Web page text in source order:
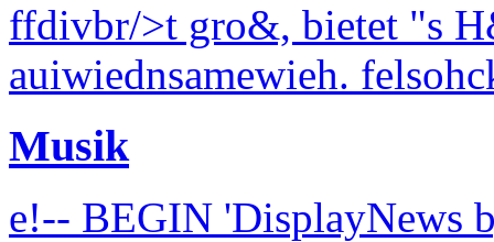
ffdivbr/>t gro&, bietet "s
auiwiednsamewieh.
Musik
e!-- BEGIN 'DisplayNews